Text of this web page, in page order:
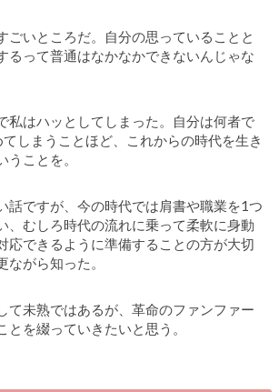
ごいところだ。自分の思っていることと
るって普通はなかなかできないんじゃな
私はハッとしてしまった。自分は何者で
しまうことほど、これからの時代を生き
うことを。
話ですが、今の時代では肩書や職業を1つ
、むしろ時代の流れに乗って柔軟に身動
応できるように準備することの方が大切
ながら知った。
て未熟ではあるが、革命のファンファー
とを綴っていきたいと思う。